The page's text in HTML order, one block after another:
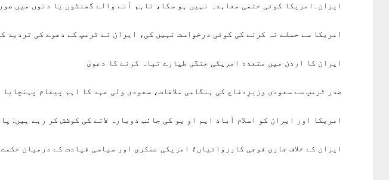
ایران۔امریکا کوئی حتمی معاہدہ نہیں ہو سکا، تاہم آنے والے گھنٹوں یا دنوں میں
امریکا سے حملے نہ کرنے کی کوئی درخواست نہیں کی، ایران نے ٹرمپ کے دعوے کی تردید
ایران کا اردن میں متعدد امریکی جنگی طیارے تباہ کرنے کا دعویٰ
صدر ٹرمپ سے سعودی وزیرِدفاع کی ہنگامی ملاقات، سعودی ولی عہد کا اہم پیغام پہنچایا
امریکا اور ایران کو اسلام آباد ایم او یو کی جانب دوبارہ لانے کی کوشش کر رہے ہیں:
ایران کے خلاف جاری فوجی کارروائیاں؛ امریکی عسکری اور سیاسی قیادت کے درمیان